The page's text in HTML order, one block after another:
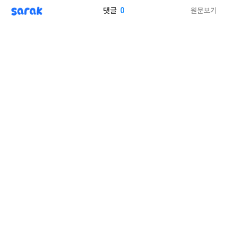
sarak 댓글 0 원문보기